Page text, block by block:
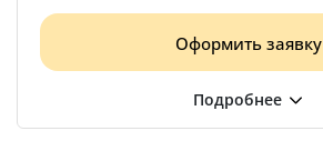
Оформить заявку